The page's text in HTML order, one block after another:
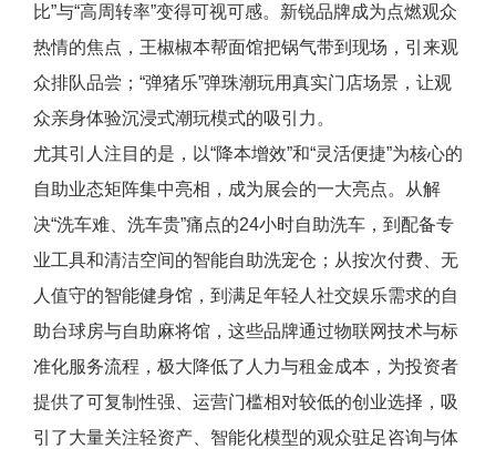
比”与“高周转率”变得可视可感。新锐品牌成为点燃观众
热情的焦点，王椒椒本帮面馆把锅气带到现场，引来观
众排队品尝；“弹猪乐”弹珠潮玩用真实门店场景，让观
众亲身体验沉浸式潮玩模式的吸引力。
尤其引人注目的是，以“降本增效”和“灵活便捷”为核心的
自助业态矩阵集中亮相，成为展会的一大亮点。从解
决“洗车难、洗车贵”痛点的24小时自助洗车，到配备专
业工具和清洁空间的智能自助洗宠仓；从按次付费、无
人值守的智能健身馆，到满足年轻人社交娱乐需求的自
助台球房与自助麻将馆，这些品牌通过物联网技术与标
准化服务流程，极大降低了人力与租金成本，为投资者
提供了可复制性强、运营门槛相对较低的创业选择，吸
引了大量关注轻资产、智能化模型的观众驻足咨询与体